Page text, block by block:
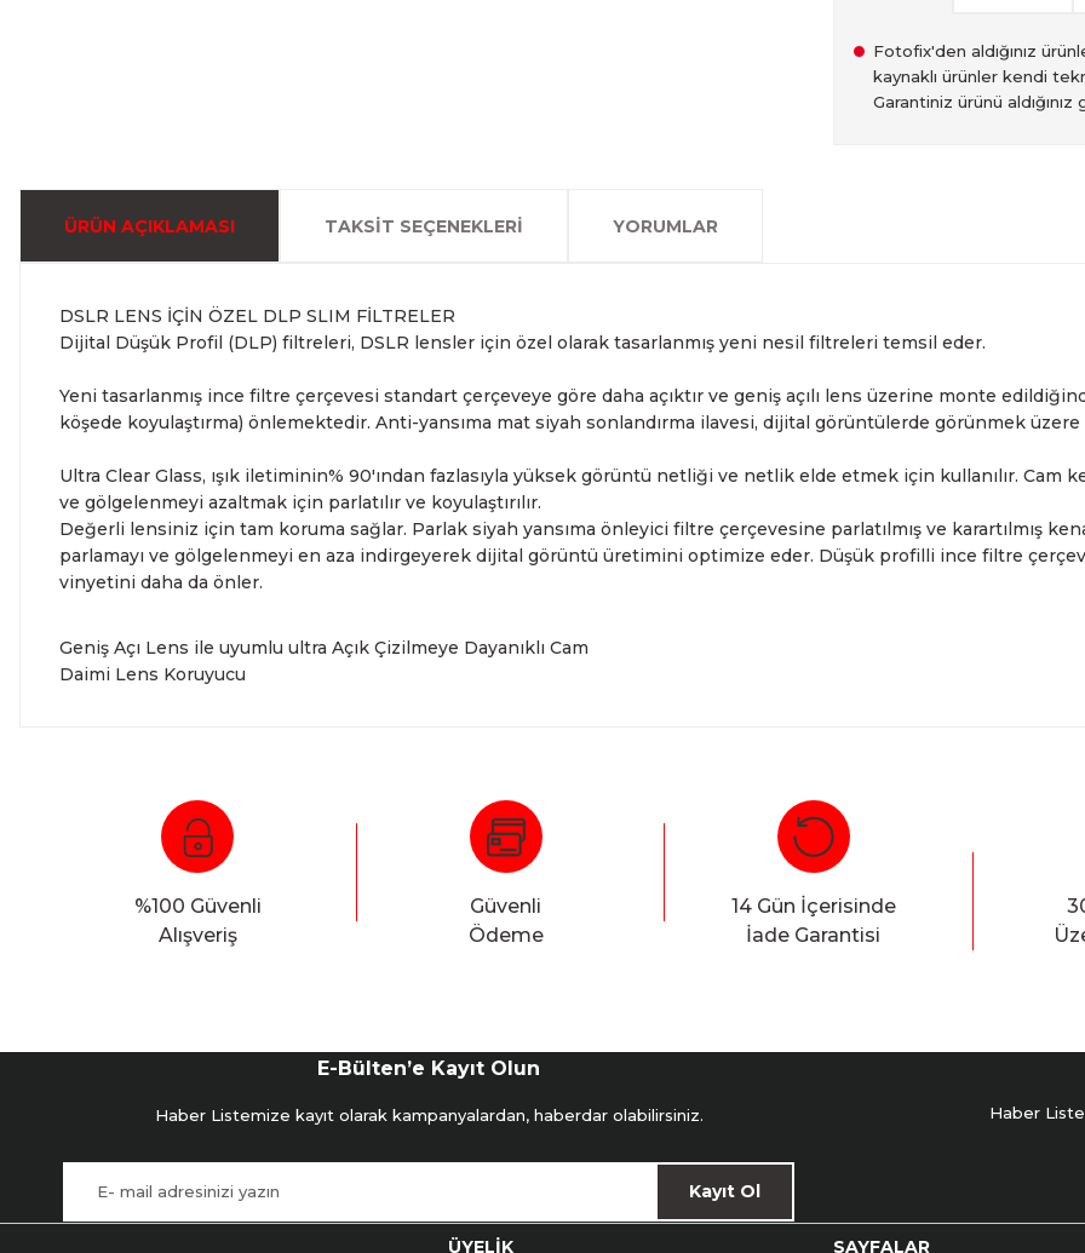
Fotofix'den aldığınız
kaynaklı ürünler kendi
Garantiniz ürünü
ÜRÜN AÇIKLAMASI TAKSIT SEÇENEKLERI YORUMLAR
DSLR LENS İÇİN ÖZEL DLP SLIM FİLTRELER
Dijital Düşük Profil (DLP) filtreleri, DSLR lensler için özel olarak tasarlanmış yeni nesil filtreleri temsil eder.
Yeni tasarlanmış ince filtre çerçevesi standart çerçeveye göre daha açıktır ve geniş açılı lens üzerine monte
köşede koyulaştırma) önlemektedir. Anti-yansıma mat siyah sonlandırma ilavesi, dijital görüntülerde görünmek üzere
Ultra Clear Glass, ışık iletiminin% 90'ından fazlasıyla yüksek görüntü netliği ve netlik elde etmek için kullanılır. Cam
ve gölgelenmeyi azaltmak için parlatılır ve koyulaştırılır.
Değerli lensiniz için tam koruma sağlar. Parlak siyah yansıma önleyici filtre çerçevesine parlatılmış ve karartılmış
parlamayı ve gölgelenmeyi en aza indirgeyerek dijital görüntü üretimini optimize eder. Düşük profilli ince filtre
vinyetini daha da önler.
Geniş Açı Lens ile uyumlu ultra Açık Çizilmeye Dayanıklı Cam
Daimi Lens Koruyucu
Bu ürüne ilk yorumu siz yapın!
Yorum Yaz
%100 Güvenli
Alışveriş
Güvenli
Ödeme
14 Gün İçerisinde
İade Garantisi
E-Bülten’e Kayıt Olun
Haber Listemize kayıt olarak kampanyalardan, haberdar olabilirsiniz.
Kayıt Ol
Haber
ÜYELİK SAYFALAR